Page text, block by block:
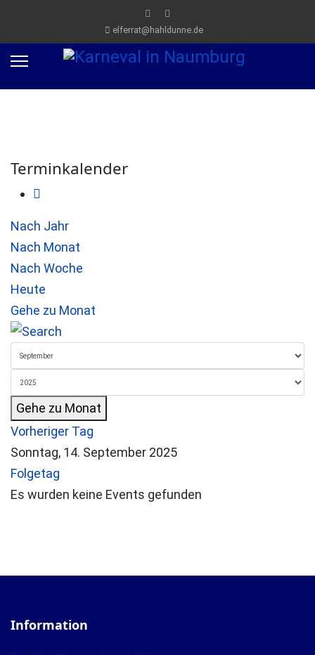
elferrat@hahldunne.de
Terminkalender
Nach Jahr
Nach Monat
Nach Woche
Heute
Gehe zu Monat
Gehe zu Monat
Vorheriger Tag
Sonntag, 14. September 2025
Folgetag
Es wurden keine Events gefunden
Information